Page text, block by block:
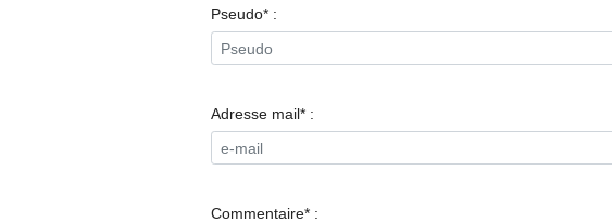
Pseudo* :
Adresse mail* :
Commentaire* :